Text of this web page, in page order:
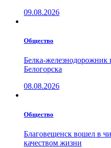
09.08.2026
Общество
Белка-железнодорожник
Белогорска
08.08.2026
Общество
Благовещенск вошел в
качеством жизни